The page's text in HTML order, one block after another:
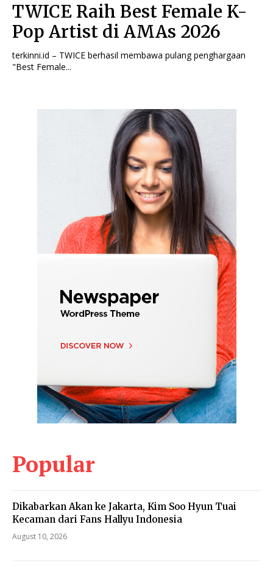
TWICE Raih Best Female K-
Pop Artist di AMAs 2026
terkinni.id – TWICE berhasil membawa pulang penghargaan
"Best Female...
Popular
Dikabarkan Akan ke Jakarta, Kim Soo Hyun Tuai
Kecaman dari Fans Hallyu Indonesia
August 10, 2026